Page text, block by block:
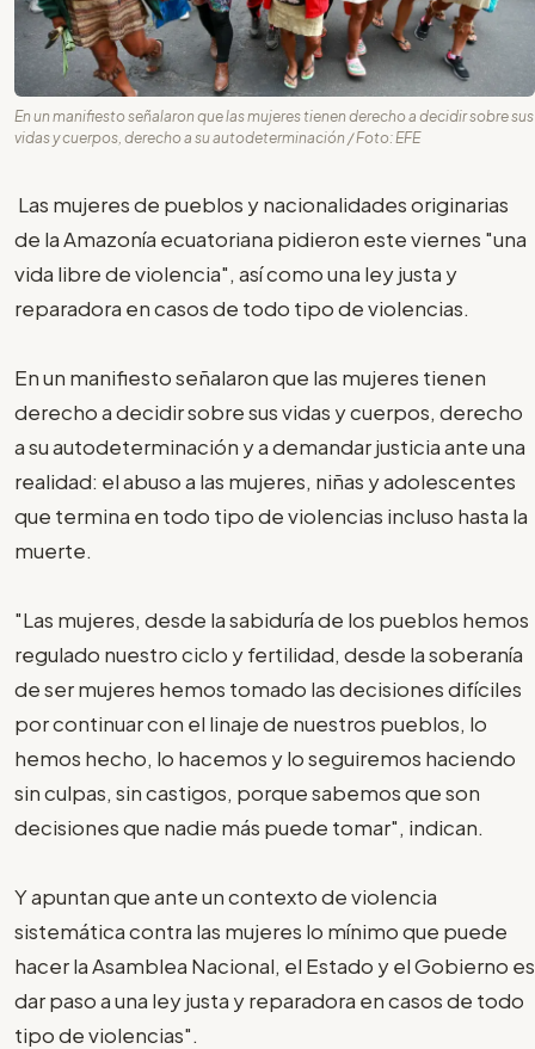
En un manifiesto señalaron que las mujeres tienen derecho a decidir sobre sus
vidas y cuerpos, derecho a su autodeterminación / Foto: EFE
Las mujeres de pueblos y nacionalidades originarias
de la Amazonía ecuatoriana pidieron este viernes "una
vida libre de violencia", así como una ley justa y
reparadora en casos de todo tipo de violencias.
En un manifiesto señalaron que las mujeres tienen
derecho a decidir sobre sus vidas y cuerpos, derecho
a su autodeterminación y a demandar justicia ante una
realidad: el abuso a las mujeres, niñas y adolescentes
que termina en todo tipo de violencias incluso hasta la
muerte.
"Las mujeres, desde la sabiduría de los pueblos hemos
regulado nuestro ciclo y fertilidad, desde la soberanía
de ser mujeres hemos tomado las decisiones difíciles
por continuar con el linaje de nuestros pueblos, lo
hemos hecho, lo hacemos y lo seguiremos haciendo
sin culpas, sin castigos, porque sabemos que son
decisiones que nadie más puede tomar", indican.
Y apuntan que ante un contexto de violencia
sistemática contra las mujeres lo mínimo que puede
hacer la Asamblea Nacional, el Estado y el Gobierno es
dar paso a una ley justa y reparadora en casos de todo
tipo de violencias".